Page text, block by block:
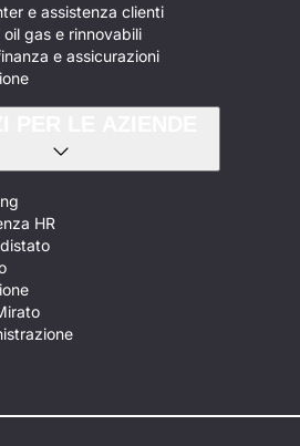
e assistenza clienti
oil gas e rinnovabili
e assicurazioni
HR